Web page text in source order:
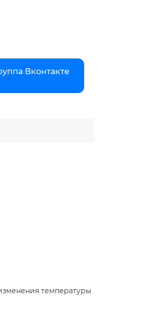
Вконтакте
температуры